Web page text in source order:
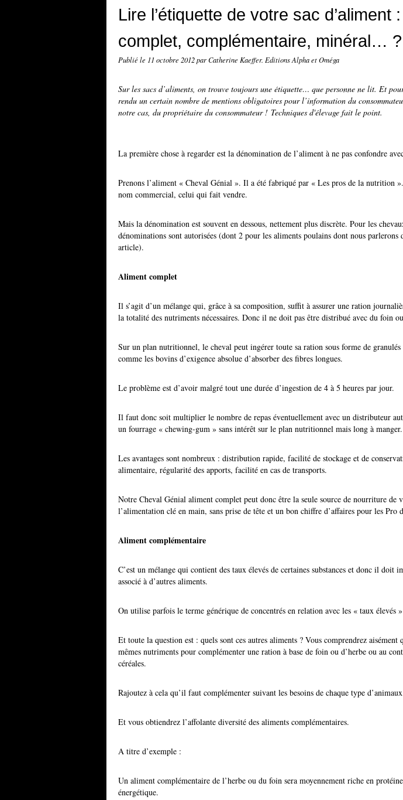
Lire l’étiquette de votre sac d’aliment
complet, complémentaire, minéral… ?
Publié le 11 octobre 2012par Catherine Kaeffer. Editions Alpha et Oméga
Sur les sacs d’aliments, on trouve toujours une étiquette… que personne ne lit. Et
rendu un certain nombre de mentions obligatoires pour l’information du
notre cas, du propriétaire du consommateur ! Techniques d'élevage fait le point.
La première chose à regarder est la dénomination de l’aliment à ne pas confondre
Prenons l’aliment « Cheval Génial ». Il a été fabriqué par « Les pros de la nutrition
nom commercial, celui qui fait vendre.
Mais la dénomination est souvent en dessous, nettement plus discrète. Pour les
dénominations sont autorisées (dont 2 pour les aliments poulains dont nous parlerons
article).
Aliment complet
Il s’agit d’un mélange qui, grâce à sa composition, suffit à assurer une ration
la totalité des nutriments nécessaires. Donc il ne doit pas être distribué avec du foin
Sur un plan nutritionnel, le cheval peut ingérer toute sa ration sous forme de granulés
comme les bovins d’exigence absolue d’absorber des fibres longues.
Le problème est d’avoir malgré tout une durée d’ingestion de 4 à 5 heures par jour.
Il faut donc soit multiplier le nombre de repas éventuellement avec un distributeur
un fourrage « chewing-gum » sans intérêt sur le plan nutritionnel mais long à manger.
Les avantages sont nombreux : distribution rapide, facilité de stockage et de
alimentaire, régularité des apports, facilité en cas de transports.
Notre Cheval Génial aliment complet peut donc être la seule source de nourriture de
l’alimentation clé en main, sans prise de tête et un bon chiffre d’affaires pour les
Aliment complémentaire
C’est un mélange qui contient des taux élevés de certaines substances et donc il doit
associé à d’autres aliments.
On utilise parfois le terme générique de concentrés en relation avec les « taux élevés
Et toute la question est : quels sont ces autres aliments ? Vous comprendrez aisément
mêmes nutriments pour complémenter une ration à base de foin ou d’herbe ou au
céréales.
Rajoutez à cela qu’il faut complémenter suivant les besoins de chaque type
Et vous obtiendrez l’affolante diversité des aliments complémentaires.
A titre d’exemple :
Un aliment complémentaire de l’herbe ou du foin sera moyennement riche en
énergétique.